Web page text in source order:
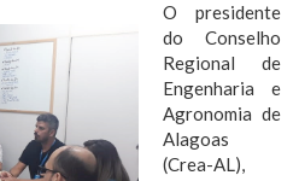
O presidente
do Conselho
Regional de
Engenharia e
Agronomia de
Alagoas
(Crea-AL),